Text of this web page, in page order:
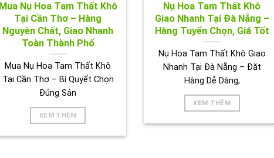
Mua Nụ Hoa Tam Thất Khô
Tại Cần Thơ – Hàng
Nguyên Chất, Giao Nhanh
Toàn Thành Phố
Mua Nụ Hoa Tam Thất Khô
Tại Cần Thơ – Bí Quyết Chọn
Đúng Sản
XEM THÊM
Nụ Hoa Tam Thất Khô
Giao Nhanh Tại Đà Nẵng –
Hàng Tuyển Chọn, Giá Tốt
Nụ Hoa Tam Thất Khô Giao
Nhanh Tại Đà Nẵng – Đặt
Hàng Dễ Dàng,
XEM THÊM